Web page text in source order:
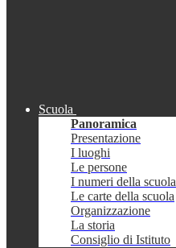
Scuola
Panoramica
Presentazione
I luoghi
Le persone
I numeri della scuola
Le carte della scuola
Organizzazione
La storia
Consiglio di Istituto